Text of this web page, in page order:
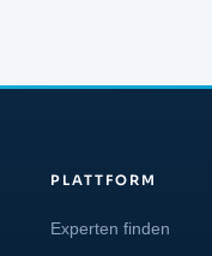
PLATTFORM
Experten finden